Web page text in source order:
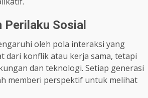
Perilaku Sosial
oleh pola interaksi yang
dari konflik atau kerja sama, tetapi
dan teknologi. Setiap generasi
memberi perspektif untuk melihat